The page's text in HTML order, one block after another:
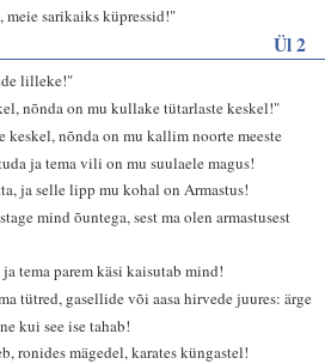
meie sarikaiks küpressid!"
Ül 2
lilleke!"
nõnda on mu kullake tütarlaste keskel!"
keskel, nõnda on mu kallim noorte meeste
ja tema vili on mu suulaele magus!
ja selle lipp mu kohal on Armastus!
mind õuntega, sest ma olen armastusest
tema parem käsi kaisutab mind!
tütred, gasellide või aasa hirvede juures: ärge
kui see ise tahab!
ronides mägedel, karates küngastel!